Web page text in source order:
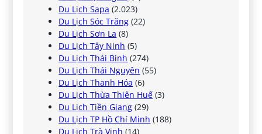
Du Lịch Sapa (2.023)
Du Lịch Sóc Trăng (22)
Du Lịch Sơn La (8)
Du Lịch Tây Ninh (5)
Du Lịch Thái Bình (274)
Du Lịch Thái Nguyên (55)
Du Lịch Thanh Hóa (6)
Du Lịch Thừa Thiên Huế (3)
Du Lịch Tiền Giang (29)
Du Lịch TP Hồ Chí Minh (188)
Du Lịch Trà Vinh (14)